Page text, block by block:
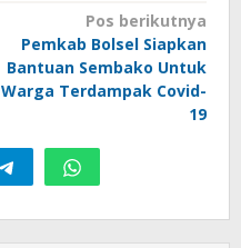
Pos berikutnya
Pemkab Bolsel Siapkan
Bantuan Sembako Untuk
Warga Terdampak Covid-
19